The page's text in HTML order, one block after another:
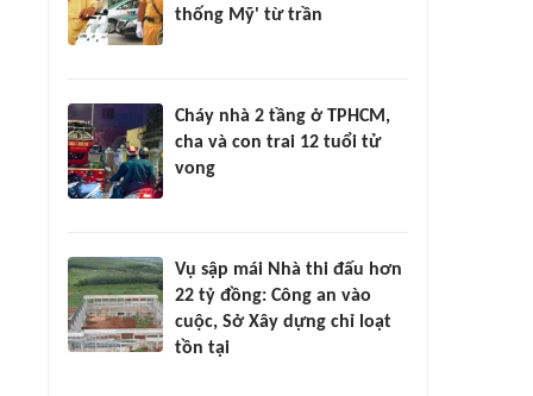
thống Mỹ' từ trần
Cháy nhà 2 tầng ở TPHCM,
cha và con trai 12 tuổi tử
vong
Vụ sập mái Nhà thi đấu hơn
22 tỷ đồng: Công an vào
cuộc, Sở Xây dựng chỉ loạt
tồn tại